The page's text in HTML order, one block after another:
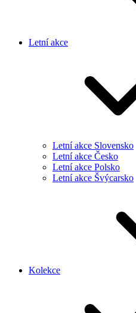
Letní akce
Letní akce Slovensko
Letní akce Česko
Letní akce Polsko
Letní akce Švýcarsko
Kolekce